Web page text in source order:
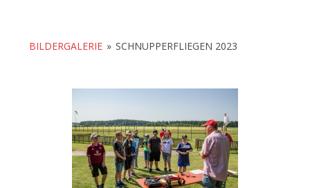
BILDERGALERIE » SCHNUPPERFLIEGEN 2023